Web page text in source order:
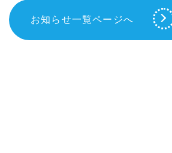
お知らせ一覧ページへ